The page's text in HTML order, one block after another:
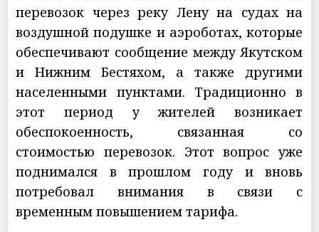
перевозок через реку Лену на судах на
воздушной подушке и аэроботах, которые
обеспечивают сообщение между Якутском
и Нижним Бестяхом, а также другими
населенными пунктами. Традиционно в
этот период у жителей возникает
обеспокоенность, связанная со
стоимостью перевозок. Этот вопрос уже
поднимался в прошлом году и вновь
потребовал внимания в связи с
временным повышением тарифа.